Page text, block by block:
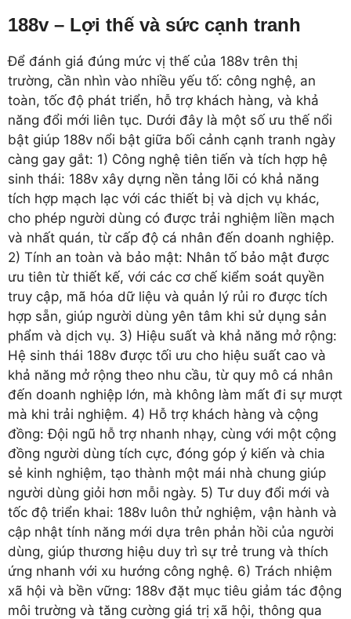
188v – Lợi thế và sức cạnh tranh
Để đánh giá đúng mức vị thế của 188v trên thị
trường, cần nhìn vào nhiều yếu tố: công nghệ, an
toàn, tốc độ phát triển, hỗ trợ khách hàng, và khả
năng đổi mới liên tục. Dưới đây là một số ưu thế nổi
bật giúp 188v nổi bật giữa bối cảnh cạnh tranh ngày
càng gay gắt: 1) Công nghệ tiên tiến và tích hợp hệ
sinh thái: 188v xây dựng nền tảng lõi có khả năng
tích hợp mạch lạc với các thiết bị và dịch vụ khác,
cho phép người dùng có được trải nghiệm liền mạch
và nhất quán, từ cấp độ cá nhân đến doanh nghiệp.
2) Tính an toàn và bảo mật: Nhân tố bảo mật được
ưu tiên từ thiết kế, với các cơ chế kiểm soát quyền
truy cập, mã hóa dữ liệu và quản lý rủi ro được tích
hợp sẵn, giúp người dùng yên tâm khi sử dụng sản
phẩm và dịch vụ. 3) Hiệu suất và khả năng mở rộng:
Hệ sinh thái 188v được tối ưu cho hiệu suất cao và
khả năng mở rộng theo nhu cầu, từ quy mô cá nhân
đến doanh nghiệp lớn, mà không làm mất đi sự mượt
mà khi trải nghiệm. 4) Hỗ trợ khách hàng và cộng
đồng: Đội ngũ hỗ trợ nhanh nhạy, cùng với một cộng
đồng người dùng tích cực, đóng góp ý kiến và chia
sẻ kinh nghiệm, tạo thành một mái nhà chung giúp
người dùng giỏi hơn mỗi ngày. 5) Tư duy đổi mới và
tốc độ triển khai: 188v luôn thử nghiệm, vận hành và
cập nhật tính năng mới dựa trên phản hồi của người
dùng, giúp thương hiệu duy trì sự trẻ trung và thích
ứng nhanh với xu hướng công nghệ. 6) Trách nhiệm
xã hội và bền vững: 188v đặt mục tiêu giảm tác động
môi trường và tăng cường giá trị xã hội, thông qua